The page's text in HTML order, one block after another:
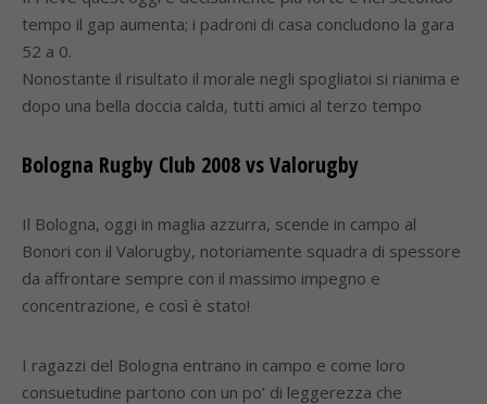
tempo il gap aumenta; i padroni di casa concludono la gara
52 a 0.
Nonostante il risultato il morale negli spogliatoi si rianima e
dopo una bella doccia calda, tutti amici al terzo tempo
Bologna Rugby Club 2008 vs Valorugby
Il Bologna, oggi in maglia azzurra, scende in campo al
Bonori con il Valorugby, notoriamente squadra di spessore
da affrontare sempre con il massimo impegno e
concentrazione, e così è stato!
I ragazzi del Bologna entrano in campo e come loro
consuetudine partono con un po’ di leggerezza che